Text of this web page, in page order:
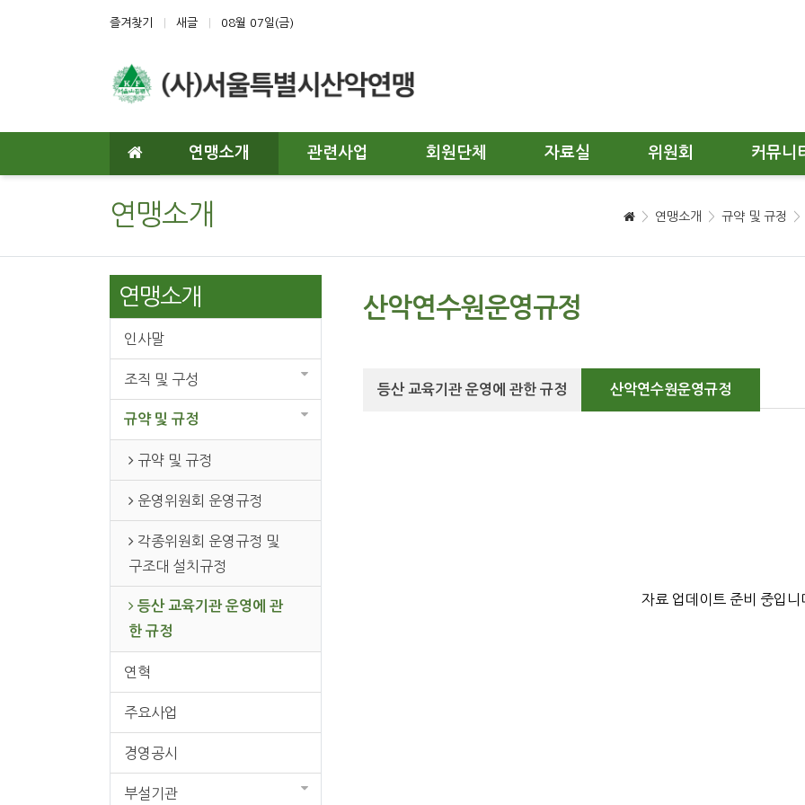
즐겨찾기 새글 08월 07일(금)
연맹소개 관련사업 회원단체 자료실 위원회 커뮤니
연맹소개 연맹소개 규약 및 규정
산악연수원운영규정
등산 교육기관 운영에 관한 규정 산악연수원운영규정
자료 업데이트 준비 중입니
연맹소개
인사말
조직 및 구성
규약 및 규정
규약 및 규정
운영위원회 운영규정
각종위원회 운영규정 및
구조대 설치규정
등산 교육기관 운영에 관
한 규정
연혁
주요사업
경영공시
부설기관